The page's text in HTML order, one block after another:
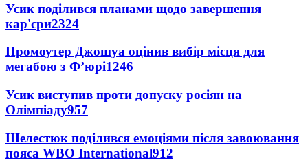
Усик поділився планами щодо завершення
кар'єри2324
Промоутер Джошуа оцінив вибір місця для
мегабою з Ф’юрі1246
Усик виступив проти допуску росіян на
Олімпіаду957
Шелестюк поділився емоціями після завоювання
пояса WBO International912